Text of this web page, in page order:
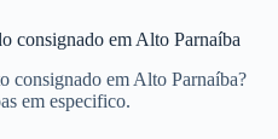
consignado em Alto Parnaíba
consignado em Alto Parnaíba?
em especifico.